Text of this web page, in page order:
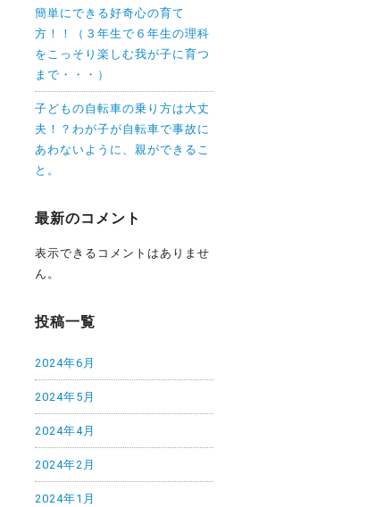
簡単にできる好奇心の育て
方！！（３年生で６年生の理科
をこっそり楽しむ我が子に育つ
まで・・・）
子どもの自転車の乗り方は大丈
夫！？わが子が自転車で事故に
あわないように、親ができるこ
と。
最新のコメント
表示できるコメントはありませ
ん。
投稿一覧
2024年6月
2024年5月
2024年4月
2024年2月
2024年1月